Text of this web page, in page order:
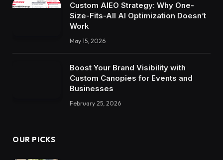
Custom AIEO Strategy: Why One-
Size-Fits-All AI Optimization Doesn’t
Work
May 15, 2026
Boost Your Brand Visibility with
Custom Canopies for Events and
Businesses
February 25, 2026
OUR PICKS